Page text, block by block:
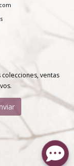
ventas